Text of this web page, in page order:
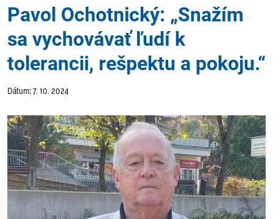
Pavol Ochotnický: „Snažím
sa vychovávať ľudí k
tolerancii, rešpektu a pokoju.“
Dátum: 7. 10. 2024